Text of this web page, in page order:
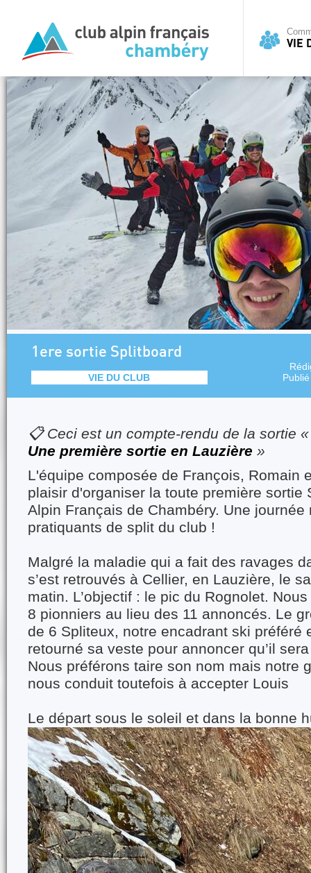
VIE
1ere sortie Splitboard
VIE DU CLUB
📋 Ceci est un compte-rendu de la sortie
Une première sortie en Lauzière »
L'équipe composée de François, Romain
plaisir d'organiser la toute première sortie
Alpin Français de Chambéry. Une
pratiquants de split du club !
Malgré la maladie qui a fait des ravages
s’est retrouvés à Cellier, en Lauzière, le
matin. L’objectif : le pic du Rognolet.
8 pionniers au lieu des 11 annoncés. Le
de 6 Spliteux, notre encadrant ski préféré
retourné sa veste pour annoncer qu’il
Nous préférons taire son nom mais notre
nous conduit toutefois à accepter Louis
Le départ sous le soleil et dans la bonne